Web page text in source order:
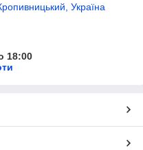
Україна
18:00